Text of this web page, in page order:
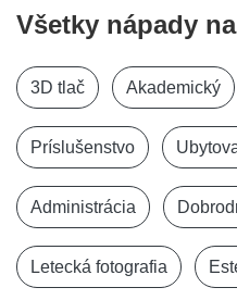
Všetky nápady
3D tlač Akademický
Príslušenstvo
Administrácia
Letecká fotografia